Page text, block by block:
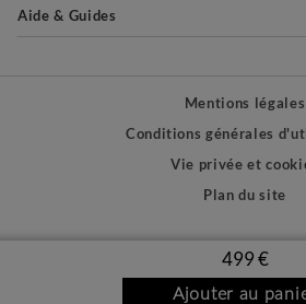
499 €
Ajouter au
Aide & Guides
Mentions légales
Conditions générales
Vie privée et
Plan du site
PAIEMENTS